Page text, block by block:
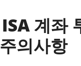
계좌
의사항